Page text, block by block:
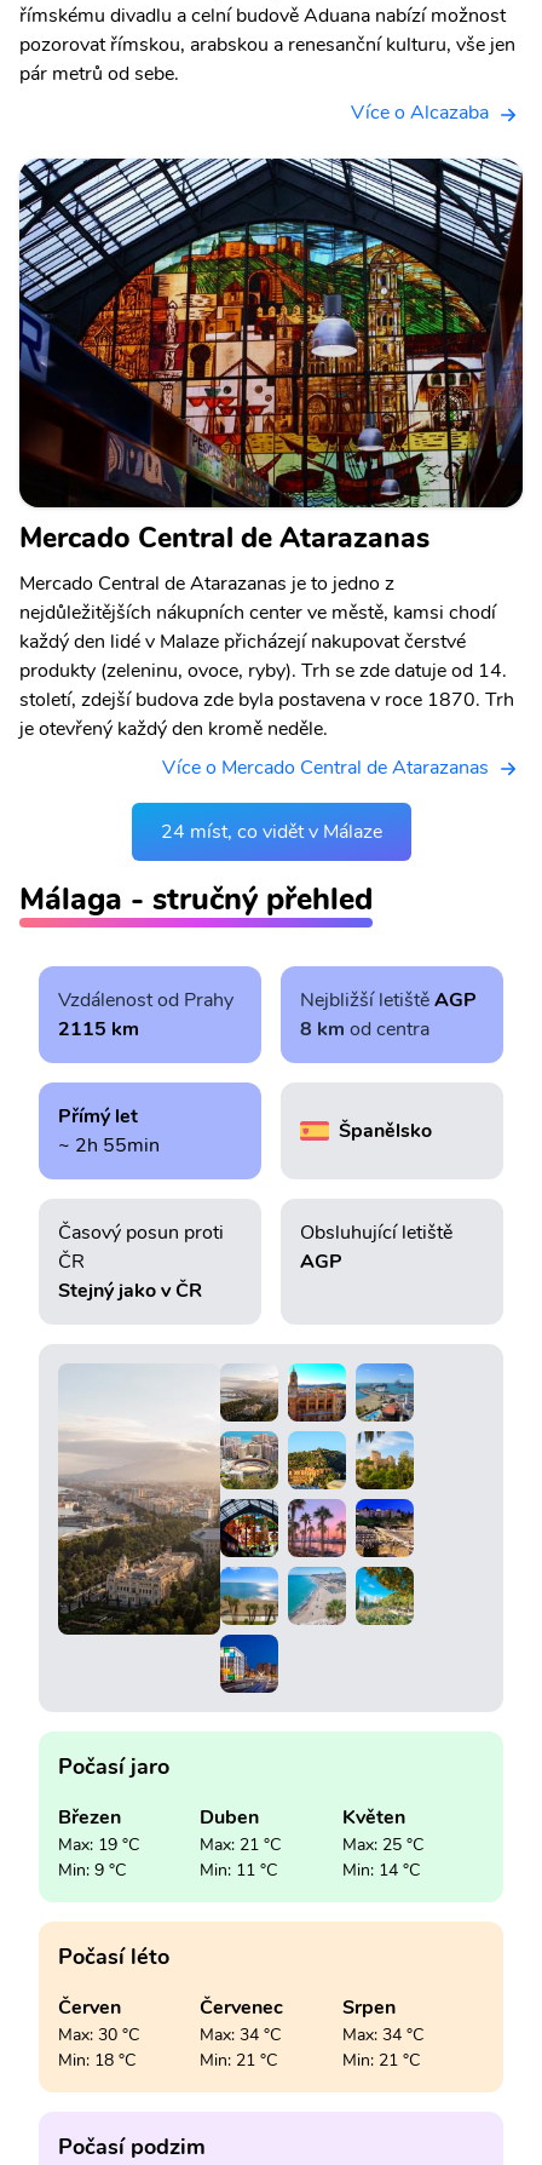
římskému divadlu a celní budově Aduana nabízí možnost
pozorovat římskou, arabskou a renesanční kulturu, vše jen
pár metrů od sebe.
Více o Alcazaba
Mercado Central de Atarazanas
Mercado Central de Atarazanas je to jedno z
nejdůležitějších nákupních center ve městě, kamsi chodí
každý den lidé v Malaze přicházejí nakupovat čerstvé
produkty (zeleninu, ovoce, ryby). Trh se zde datuje od 14.
století, zdejší budova zde byla postavena v roce 1870. Trh
je otevřený každý den kromě neděle.
Více o Mercado Central de Atarazanas
24 míst, co vidět v Málaze
Málaga - stručný přehled
Vzdálenost od Prahy
2115 km
Nejbližší letištěAGP
8 km od centra
Přímý let
~ 2h 55min
Španělsko
Časový posun proti
ČR
Stejný jako v ČR
Obsluhující letiště
AGP
Počasí jaro
Březen
Max: 19 °C
Min: 9 °C
Duben
Max: 21 °C
Min: 11 °C
Květen
Max: 25 °C
Min: 14 °C
Počasí léto
Červen
Max: 30 °C
Min: 18 °C
Červenec
Max: 34 °C
Min: 21 °C
Srpen
Max: 34 °C
Min: 21 °C
Počasí podzim